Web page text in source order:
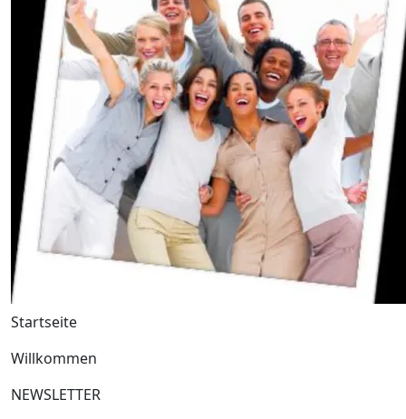
Startseite
Willkommen
NEWSLETTER